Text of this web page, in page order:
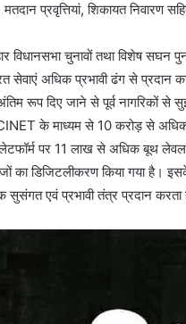
प्रवृत्तियां, शिकायत निवारण
चुनावों तथा विशेष सघन
सेवाएं अधिक प्रभावी ढंग से प्रदान
रूप दिए जाने से पूर्व नागरिकों से
के माध्यम से 10 करोड़ से अधिक
पर 11 लाख से अधिक बूथ
का डिजिटलीकरण किया गया है।
सुसंगत एवं प्रभावी तंत्र प्रदान करता